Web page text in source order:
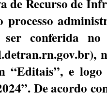
de Recurso de
processo
conferida
“Editais”, e
De acordo